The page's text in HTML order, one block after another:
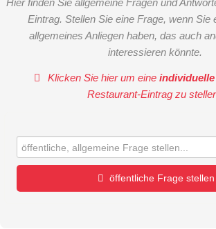
Hier finden Sie allgemeine Fragen und
Eintrag. Stellen Sie eine Frage, wenn Sie
allgemeines Anliegen haben, das auch
interessieren könnte.
Klicken Sie hier um eineindividuelle
Restaurant-Eintrag zu
öffentliche Frage stellen